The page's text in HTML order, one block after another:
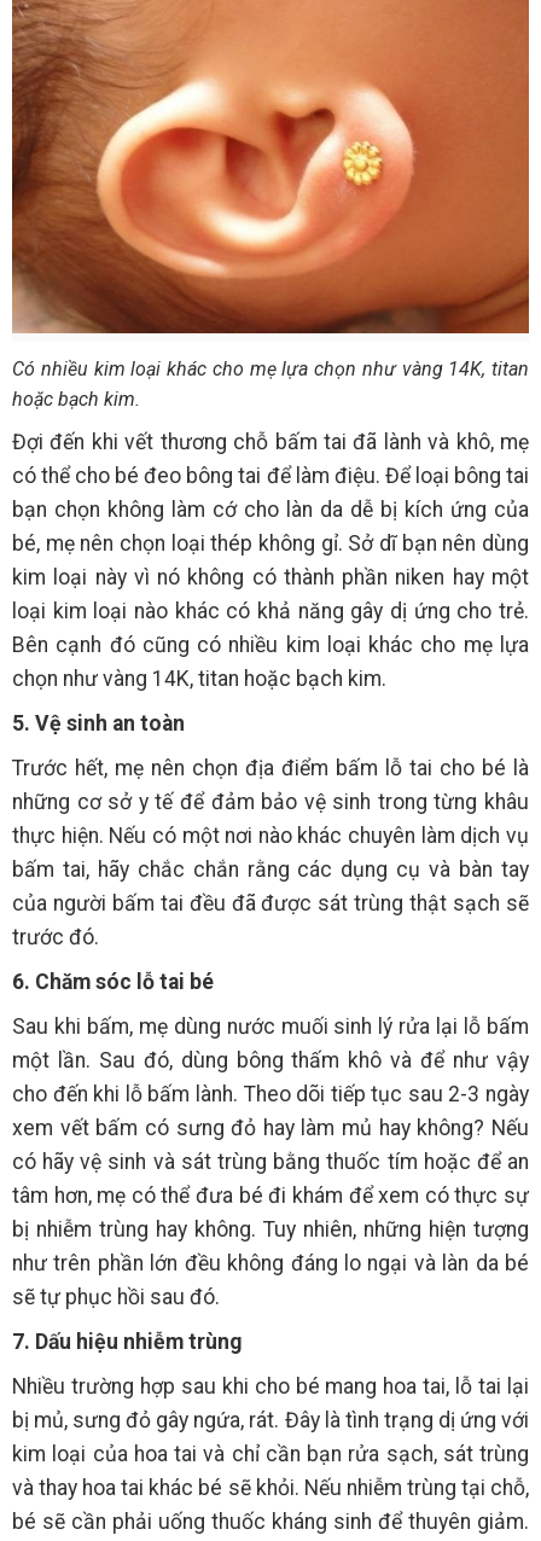
Có nhiều kim loại khác cho mẹ lựa chọn như vàng 14K, titan
hoặc bạch kim.
Đợi đến khi vết thương chỗ bấm tai đã lành và khô, mẹ
có thể cho bé đeo bông tai để làm điệu. Để loại bông tai
bạn chọn không làm cớ cho làn da dễ bị kích ứng của
bé, mẹ nên chọn loại thép không gỉ. Sở dĩ bạn nên dùng
kim loại này vì nó không có thành phần niken hay một
loại kim loại nào khác có khả năng gây dị ứng cho trẻ.
Bên cạnh đó cũng có nhiều kim loại khác cho mẹ lựa
chọn như vàng 14K, titan hoặc bạch kim.
5. Vệ sinh an toàn
Trước hết, mẹ nên chọn địa điểm bấm lỗ tai cho bé là
những cơ sở y tế để đảm bảo vệ sinh trong từng khâu
thực hiện. Nếu có một nơi nào khác chuyên làm dịch vụ
bấm tai, hãy chắc chắn rằng các dụng cụ và bàn tay
của người bấm tai đều đã được sát trùng thật sạch sẽ
trước đó.
6. Chăm sóc lỗ tai bé
Sau khi bấm, mẹ dùng nước muối sinh lý rửa lại lỗ bấm
một lần. Sau đó, dùng bông thấm khô và để như vậy
cho đến khi lỗ bấm lành. Theo dõi tiếp tục sau 2-3 ngày
xem vết bấm có sưng đỏ hay làm mủ hay không? Nếu
có hãy vệ sinh và sát trùng bằng thuốc tím hoặc để an
tâm hơn, mẹ có thể đưa bé đi khám để xem có thực sự
bị nhiễm trùng hay không. Tuy nhiên, những hiện tượng
như trên phần lớn đều không đáng lo ngại và làn da bé
sẽ tự phục hồi sau đó.
7. Dấu hiệu nhiễm trùng
Nhiều trường hợp sau khi cho bé mang hoa tai, lỗ tai lại
bị mủ, sưng đỏ gây ngứa, rát. Đây là tình trạng dị ứng với
kim loại của hoa tai và chỉ cần bạn rửa sạch, sát trùng
và thay hoa tai khác bé sẽ khỏi. Nếu nhiễm trùng tại chỗ,
bé sẽ cần phải uống thuốc kháng sinh để thuyên giảm.